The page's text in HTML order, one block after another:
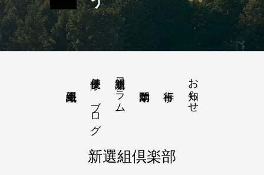
お知らせ
新選組コラム
隊長便り－ブログ
新選組倶楽部